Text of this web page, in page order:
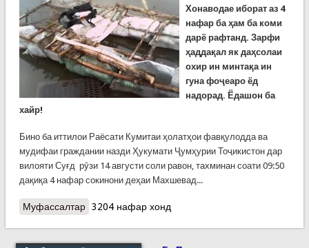
Хонаводае иборат аз 4
нафар ба ҳам ба коми
дарё рафтанд. Зарфи
ҳаддақал як даҳсолаи
охир ин минтақа ин
гуна фоҷеаро ёд
надорад. Ёдашон ба
хайр!
Бино ба иттилои Раёсати Кумитаи ҳолатҳои фавқулодда ва
мудифаи граждании назди Ҳукумати Ҷумҳурии Тоҷикистон дар
вилояти Суғд рӯзи 14 августи соли равон, тахминан соати 09:50
дақиқа 4 нафар сокинони деҳаи Махшевад...
Муфассалтаро Мудҳиштарин фоҷеаи рӯз. Ҳалокати як
3204 нафар хонд